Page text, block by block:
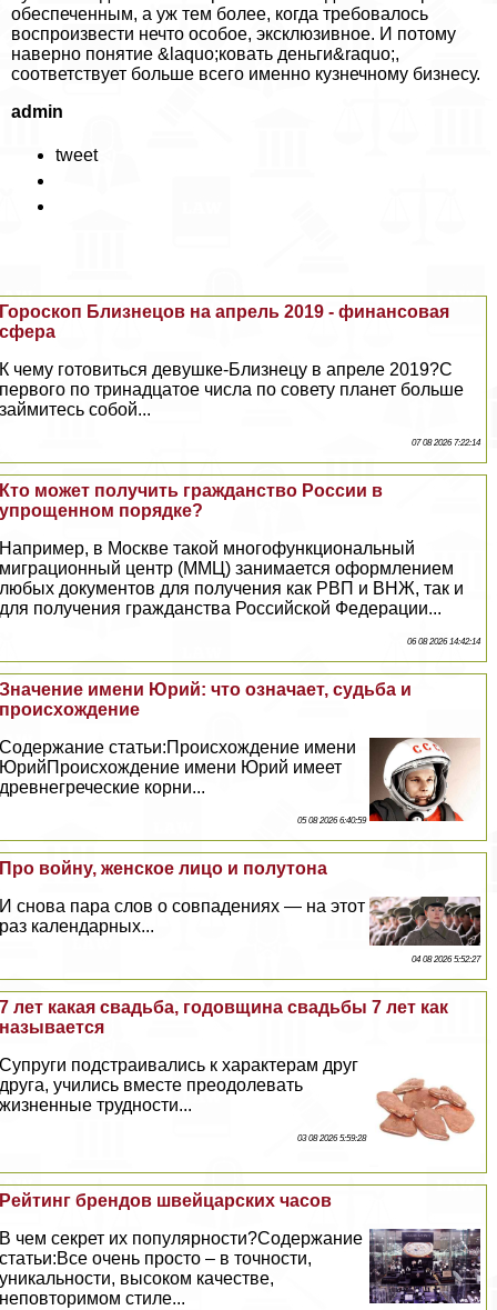
обеспеченным, а уж тем более, когда требовалось
воспроизвести нечто особое, эксклюзивное. И потому
наверно понятие &laquo;ковать деньги&raquo;,
соответствует больше всего именно кузнечному бизнесу.
admin
tweet
Гороскоп Близнецов на апрель 2019 - финансовая
сфера
К чему готовиться дeвyшке-Близнецу в апреле 2019?С
первого по тринадцатое числа по совету планет больше
займитесь собой...
07 08 2026 7:22:14
Кто может получить гражданство России в
упрощенном порядке?
Например, в Москве такой многофункциональный
миграционный центр (ММЦ) занимается оформлением
любых документов для получения как РВП и ВНЖ, так и
для получения гражданства Российской Федерации...
06 08 2026 14:42:14
Значение имени Юрий: что означает, судьба и
происхождение
Содержание статьи:Происхождение имени
ЮрийПроисхождение имени Юрий имеет
древнегреческие корни...
05 08 2026 6:40:59
Про войну, женское лицо и полутона
И снова пара слов о совпадениях — на этот
раз календарных...
04 08 2026 5:52:27
7 лет какая свадьба, годовщина свадьбы 7 лет как
называется
Супруги подстраивались к хаpaктерам друг
друга, учились вместе преодолевать
жизненные трудности...
03 08 2026 5:59:28
Рейтинг брендов швейцарских часов
В чем секрет их популярности?Содержание
статьи:Все очень просто – в точности,
уникальности, высоком качестве,
неповторимом стиле...